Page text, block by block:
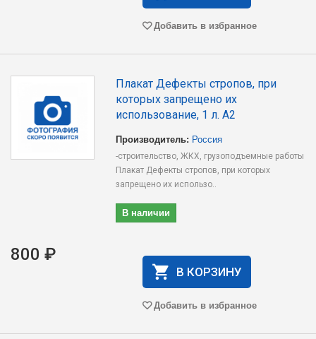
Добавить в избранное
Плакат Дефекты стропов, при
которых запрещено их
использование, 1 л. А2
Производитель: Россия
-строительство, ЖКХ, грузоподъемные работы
Плакат Дефекты стропов, при которых
запрещено их использо..
В наличии
800 ₽
В КОРЗИНУ
Добавить в избранное